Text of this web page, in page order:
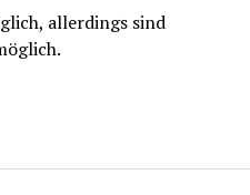
allerdings sind